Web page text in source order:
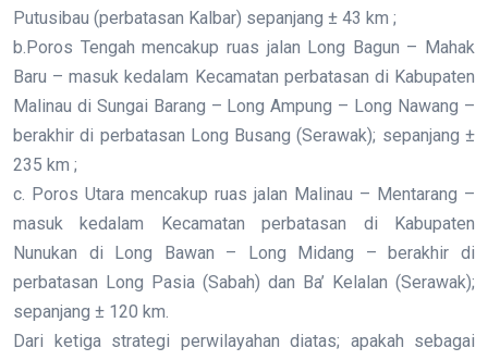
Putusibau (perbatasan Kalbar) sepanjang ± 43 km ;
b.Poros Tengah mencakup ruas jalan Long Bagun – Mahak
Baru – masuk kedalam Kecamatan perbatasan di Kabupaten
Malinau di Sungai Barang – Long Ampung – Long Nawang –
berakhir di perbatasan Long Busang (Serawak); sepanjang ±
235 km ;
c. Poros Utara mencakup ruas jalan Malinau – Mentarang –
masuk kedalam Kecamatan perbatasan di Kabupaten
Nunukan di Long Bawan – Long Midang – berakhir di
perbatasan Long Pasia (Sabah) dan Ba’ Kelalan (Serawak);
sepanjang ± 120 km.
Dari ketiga strategi perwilayahan diatas; apakah sebagai